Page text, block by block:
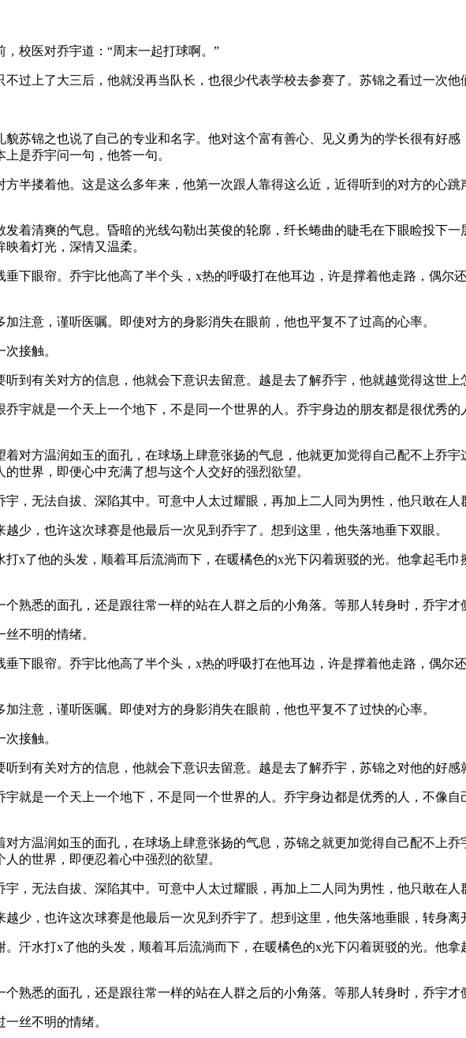
校医对乔宇道：“周末一起打球啊。”
过上了大三后，他就没再当队长，也很少代表学校去参赛了。苏锦之看过一次他
苏锦之也说了自己的专业和名字。他对这个富有善心、见义勇为的学长很有好
是乔宇问一句，他答一句。
半搂着他。这是这么多年来，他第一次跟人靠得这么近，近得听到的对方的心
着清爽的气息。昏暗的光线勾勒出英俊的轮廓，纤长蜷曲的睫毛在下眼睑投下
着灯光，深情又温柔。
下眼帘。乔宇比他高了半个头，x热的呼吸打在他耳边，许是撑着他走路，偶尔
注意，谨听医嘱。即使对方的身影消失在眼前，他也平复不了过高的心率。
接触。
到有关对方的信息，他就会下意识去留意。越是去了解乔宇，他就越觉得这世上
宇就是一个天上一个地下，不是同一个世界的人。乔宇身边的朋友都是很优秀
对方温润如玉的面孔，在球场上肆意张扬的气息，他就更加觉得自己配不上乔
世界，即便心中充满了想与这个人交好的强烈欲望。
，无法自拔、深陷其中。可意中人太过耀眼，再加上二人同为男性，他只敢在人
少，也许这次球赛是他最后一次见到乔宇了。想到这里，他失落地垂下双眼。
x了他的头发，顺着耳后流淌而下，在暖橘色的x光下闪着斑驳的光。他拿起毛
熟悉的面孔，还是跟往常一样的站在人群之后的小角落。等那人转身时，乔宇才
不明的情绪。
下眼帘。乔宇比他高了半个头，x热的呼吸打在他耳边，许是撑着他走路，偶尔
注意，谨听医嘱。即使对方的身影消失在眼前，他也平复不了过快的心率。
接触。
到有关对方的信息，他就会下意识去留意。越是去了解乔宇，苏锦之对他的好感
就是一个天上一个地下，不是同一个世界的人。乔宇身边都是优秀的人，不像
方温润如玉的面孔，在球场上肆意张扬的气息，苏锦之就更加觉得自己配不上
的世界，即便忍着心中强烈的欲望。
，无法自拔、深陷其中。可意中人太过耀眼，再加上二人同为男性，他只敢在人
少，也许这次球赛是他最后一次见到乔宇了。想到这里，他失落地垂眼，转身离
汗水打x了他的头发，顺着耳后流淌而下，在暖橘色的x光下闪着斑驳的光。他
熟悉的面孔，还是跟往常一样的站在人群之后的小角落。等那人转身时，乔宇才
丝不明的情绪。